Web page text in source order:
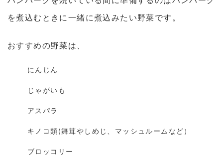
を煮込むときに一緒に煮込みたい野菜です。
おすすめの野菜は、
にんじん
じゃがいも
アスパラ
キノコ類(舞茸やしめじ、マッシュルームなど）
ブロッコリー